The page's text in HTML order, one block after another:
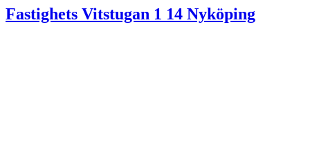
Fastighets Vitstugan 1 14 Nyköping